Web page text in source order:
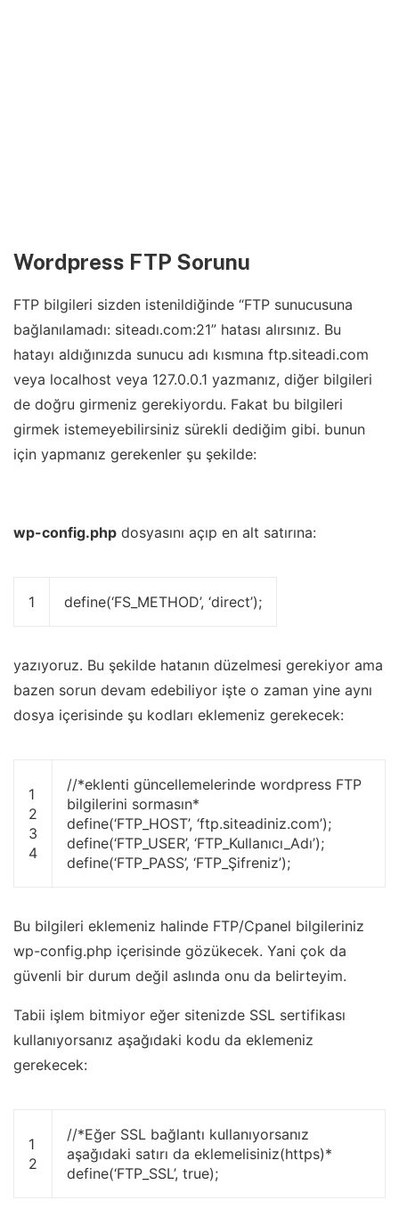
Wordpress FTP Sorunu
FTP bilgileri sizden istenildiğinde “FTP sunucusuna
bağlanılamadı: siteadı.com:21” hatası alırsınız. Bu
hatayı aldığınızda sunucu adı kısmına ftp.siteadi.com
veya localhost veya 127.0.0.1 yazmanız, diğer bilgileri
de doğru girmeniz gerekiyordu. Fakat bu bilgileri
girmek istemeyebilirsiniz sürekli dediğim gibi. bunun
için yapmanız gerekenler şu şekilde:
wp-config.php dosyasını açıp en alt satırına:
1 define(‘FS_METHOD’, ‘direct’);
yazıyoruz. Bu şekilde hatanın düzelmesi gerekiyor ama
bazen sorun devam edebiliyor işte o zaman yine aynı
dosya içerisinde şu kodları eklemeniz gerekecek:
1
2
3
4
//*eklenti güncellemelerinde wordpress FTP
bilgilerini sormasın*
define(‘FTP_HOST’, ‘ftp.siteadiniz.com’);
define(‘FTP_USER’, ‘FTP_Kullanıcı_Adı’);
define(‘FTP_PASS’, ‘FTP_Şifreniz’);
Bu bilgileri eklemeniz halinde FTP/Cpanel bilgileriniz
wp-config.php içerisinde gözükecek. Yani çok da
güvenli bir durum değil aslında onu da belirteyim.
Tabii işlem bitmiyor eğer sitenizde SSL sertifikası
kullanıyorsanız aşağıdaki kodu da eklemeniz
gerekecek:
1
2
//*Eğer SSL bağlantı kullanıyorsanız
aşağıdaki satırı da eklemelisiniz(https)*
define(‘FTP_SSL’, true);